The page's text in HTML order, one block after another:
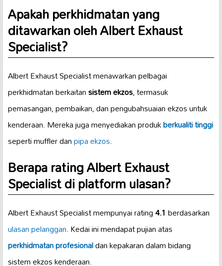
Apakah perkhidmatan yang
ditawarkan oleh Albert Exhaust
Specialist?
Albert Exhaust Specialist menawarkan pelbagai
perkhidmatan berkaitansistem ekzos, termasuk
pemasangan, pembaikan, dan pengubahsuaian ekzos untuk
kenderaan. Mereka juga menyediakan produkberkualiti tinggi
seperti muffler danpipa ekzos.
Berapa rating Albert Exhaust
Specialist di platform ulasan?
Albert Exhaust Specialist mempunyai rating4.1 berdasarkan
ulasan pelanggan. Kedai ini mendapat pujian atas
perkhidmatan profesionaldan kepakaran dalam bidang
sistem ekzos kenderaan.